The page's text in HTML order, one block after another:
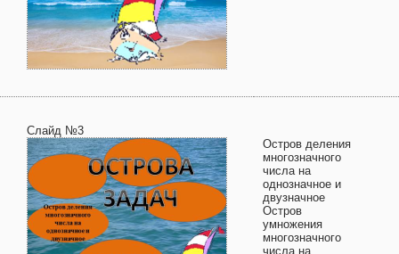
Слайд №3
Остров деления
многозначного
числа на
однозначное и
двузначное
Остров
умножения
многозначного
числа на